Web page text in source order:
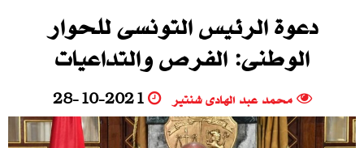
دعوة الرئيس التونسى للحوار
الوطنى: الفرص والتداعيات
محمد عبد الهادى شنتير 28-10-2021